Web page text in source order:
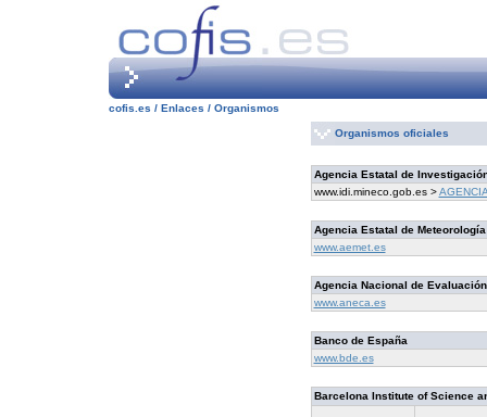
cofis.es / Enlaces / Organismos
Organismos oficiales
Agencia Estatal de
www.idi.mineco.gob.es >
Agencia Estatal de Meteorología
www.aemet.es
Agencia Nacional de
www.aneca.es
Banco de España
www.bde.es
Barcelona Institute of Science